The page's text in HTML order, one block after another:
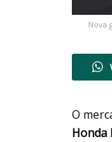
Nova
O
Honda